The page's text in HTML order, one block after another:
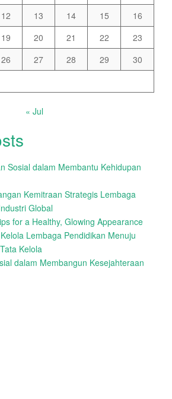
12 13 14 15
16
19 20 21 22
23
26 27 28 29
30
« Jul
Sosial dalam Membantu Kehidupan
Kemitraan Strategis Lembaga
Global
for a Healthy, Glowing Appearance
Lembaga Pendidikan Menuju
Kelola
dalam Membangun Kesejahteraan